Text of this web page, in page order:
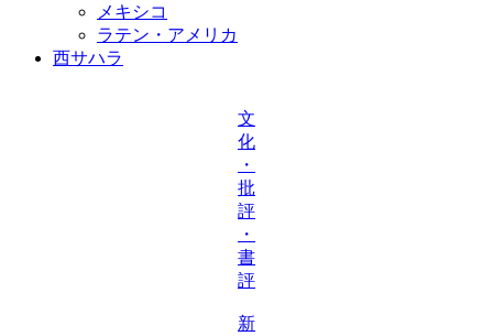
メキシコ
ラテン・アメリカ
西サハラ
文
化
・
批
評
・
書
評
新